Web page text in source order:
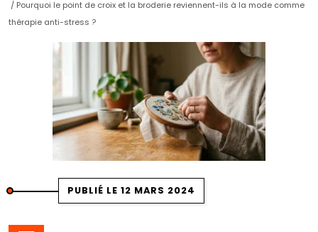
/ Pourquoi le point de croix et la broderie reviennent-ils à la mode comme
thérapie anti-stress ?
PUBLIÉ LE 12 MARS 2024